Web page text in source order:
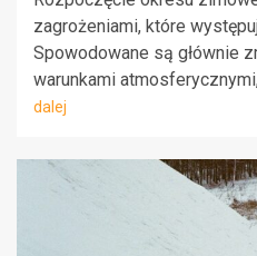
zagrożeniami, które
Spowodowane są głównie
warunkami
dalej